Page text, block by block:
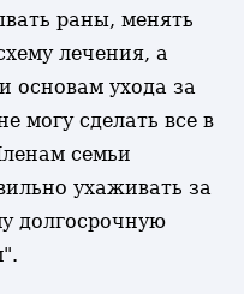
раны, менять
лечения, а
основам ухода за
могу сделать все в
семьи
ухаживать за
долгосрочную